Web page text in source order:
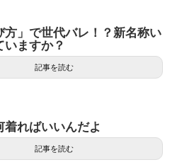
方」で世代バレ！？新名称い
いますか？
記事を読む
着ればいいんだよ
記事を読む